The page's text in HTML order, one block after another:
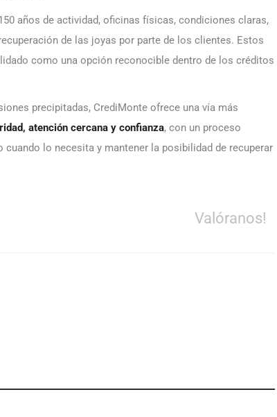
años de actividad, oficinas físicas, condiciones claras,
de las joyas por parte de los clientes. Estos
como una opción reconocible dentro de los créditos
precipitadas, CrediMonte ofrece una vía más
atención cercana y confianza, con un proceso
cuando lo necesita y mantener la posibilidad de recuperar
Valóranos!